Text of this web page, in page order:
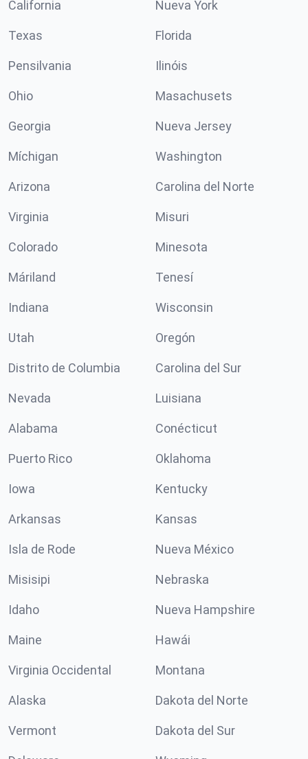
California Nueva York
Texas Florida
Pensilvania Ilinóis
Ohio Masachusets
Georgia Nueva Jersey
Míchigan Washington
Arizona Carolina del Norte
Virginia Misuri
Colorado Minesota
Máriland Tenesí
Indiana Wisconsin
Utah Oregón
Distrito de Columbia Carolina del Sur
Nevada Luisiana
Alabama Conécticut
Puerto Rico Oklahoma
Iowa Kentucky
Arkansas Kansas
Isla de Rode Nueva México
Misisipi Nebraska
Idaho Nueva Hampshire
Maine Hawái
Virginia Occidental Montana
Alaska Dakota del Norte
Vermont Dakota del Sur